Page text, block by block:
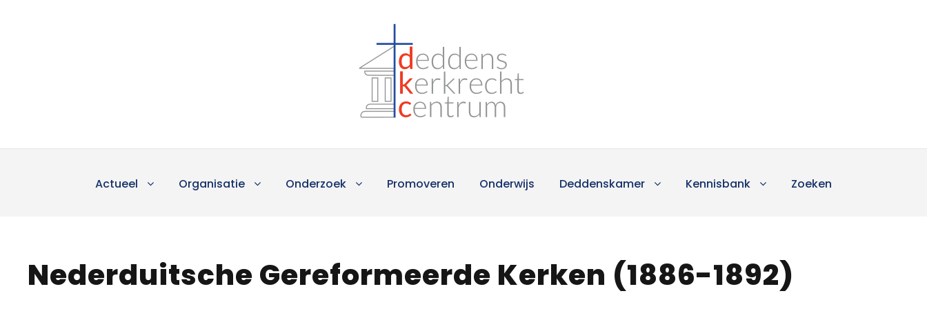
Actueel Organisatie Onderzoek Promoveren Onderwijs Deddenskamer Kennisbank Zoeken
Nederduitsche Gereformeerde Kerken (1886-1892)